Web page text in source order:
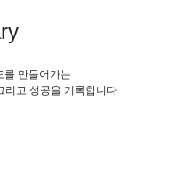
를 만들어가는
리고 성공을 기록합니다